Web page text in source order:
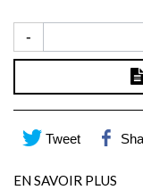
-
Tweet
EN SAVOIR PLUS